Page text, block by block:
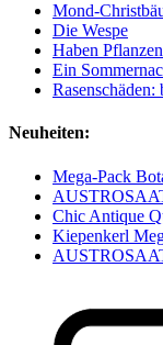
Mond-
Die Wespe
Haben
Ein
Rasenschäden:
Neuheiten:
Mega-Pack
Chic Antique
Kiepenkerl